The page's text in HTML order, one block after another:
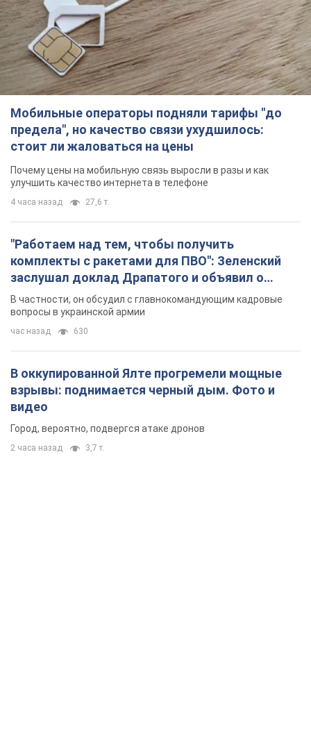
Мобильные операторы подняли тарифы "до
предела", но качество связи ухудшилось:
стоит ли жаловаться на цены
Почему цены на мобильную связь выросли в разы и как
улучшить качество интернета в телефоне
4 часа назад 27,6 т.
"Работаем над тем, чтобы получить
комплекты с ракетами для ПВО": Зеленский
заслушал доклад Драпатого и объявил о
новых мерах
В частности, он обсудил с главнокомандующим кадровые
вопросы в украинской армии
час назад 630
В оккупированной Ялте прогремели мощные
взрывы: поднимается черный дым. Фото и
видео
Город, вероятно, подвергся атаке дронов
2 часа назад 3,7 т.